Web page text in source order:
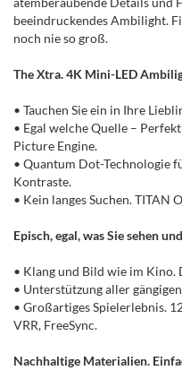
beeindruckendes Ambilight.
noch nie so groß.
The Xtra. 4K Mini-LED
• Tauchen Sie ein in Ihre
• Egal welche Quelle –
Picture Engine.
• Quantum Dot-Technologie
Kontraste.
• Kein langes Suchen. TITAN
Episch, egal, was Sie sehen
• Klang und Bild wie im
• Unterstützung aller
• Großartiges Spielerlebnis.
VRR, FreeSync.
Nachhaltige Materialien.